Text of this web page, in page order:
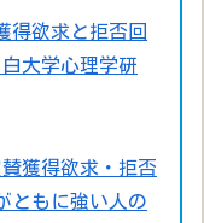
得欲求と拒否回
大学心理学研
獲得欲求・拒否
ともに強い人の